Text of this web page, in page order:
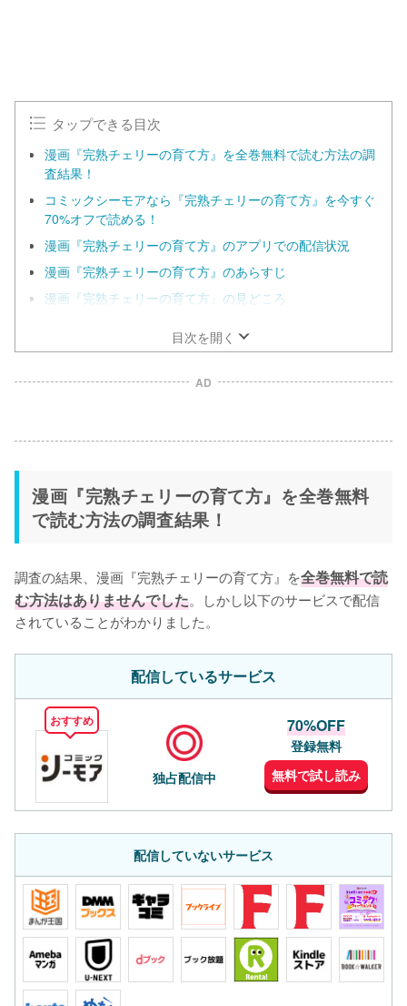
タップできる目次
漫画『完熟チェリーの育て方』を全巻無料で読む方法の調
査結果！
コミックシーモアなら『完熟チェリーの育て方』を今すぐ
70%オフで読める！
漫画『完熟チェリーの育て方』のアプリでの配信状況
漫画『完熟チェリーの育て方』のあらすじ
漫画『完熟チェリーの育て方』の見どころ
目次を開く
AD
漫画『完熟チェリーの育て方』を全巻無料
で読む方法の調査結果！
調査の結果、漫画『完熟チェリーの育て方』を全巻無料で読
む方法はありませんでした。しかし以下のサービスで配信
されていることがわかりました。
配信しているサービス
おすすめ
独占配信中
70%OFF
登録無料
無料で試し読み
配信していないサービス